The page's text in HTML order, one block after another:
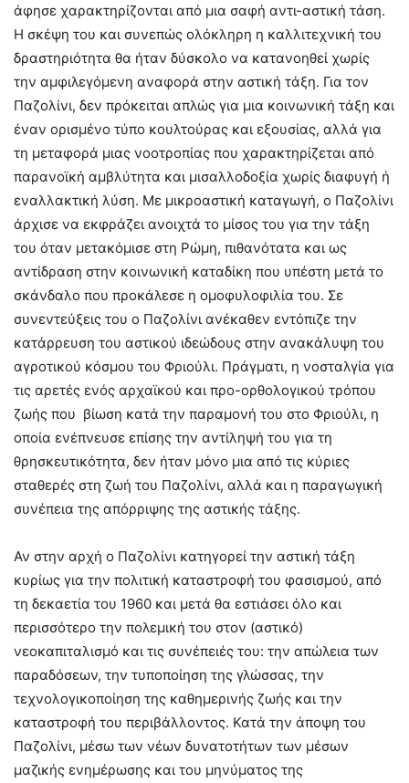
άφησε χαρακτηρίζονται από μια σαφή αντι-αστική τάση.
Η σκέψη του και συνεπώς ολόκληρη η καλλιτεχνική του
δραστηριότητα θα ήταν δύσκολο να κατανοηθεί χωρίς
την αμφιλεγόμενη αναφορά στην αστική τάξη. Για τον
Παζολίνι, δεν πρόκειται απλώς για μια κοινωνική τάξη και
έναν ορισμένο τύπο κουλτούρας και εξουσίας, αλλά για
τη μεταφορά μιας νοοτροπίας που χαρακτηρίζεται από
παρανοϊκή αμβλύτητα και μισαλλοδοξία χωρίς διαφυγή ή
εναλλακτική λύση. Με μικροαστική καταγωγή, ο Παζολίνι
άρχισε να εκφράζει ανοιχτά το μίσος του για την τάξη
του όταν μετακόμισε στη Ρώμη, πιθανότατα και ως
αντίδραση στην κοινωνική καταδίκη που υπέστη μετά το
σκάνδαλο που προκάλεσε η ομοφυλοφιλία του. Σε
συνεντεύξεις του ο Παζολίνι ανέκαθεν εντόπιζε την
κατάρρευση του αστικού ιδεώδους στην ανακάλυψη του
αγροτικού κόσμου του Φριούλι. Πράγματι, η νοσταλγία για
τις αρετές ενός αρχαϊκού και προ-ορθολογικού τρόπου
ζωής που βίωση κατά την παραμονή του στο Φριούλι, η
οποία ενέπνευσε επίσης την αντίληψή του για τη
θρησκευτικότητα, δεν ήταν μόνο μια από τις κύριες
σταθερές στη ζωή του Παζολίνι, αλλά και η παραγωγική
συνέπεια της απόρριψης της αστικής τάξης.
Αν στην αρχή ο Παζολίνι κατηγορεί την αστική τάξη
κυρίως για την πολιτική καταστροφή του φασισμού, από
τη δεκαετία του 1960 και μετά θα εστιάσει όλο και
περισσότερο την πολεμική του στον (αστικό)
νεοκαπιταλισμό και τις συνέπειές του: την απώλεια των
παραδόσεων, την τυποποίηση της γλώσσας, την
τεχνολογικοποίηση της καθημερινής ζωής και την
καταστροφή του περιβάλλοντος. Κατά την άποψη του
Παζολίνι, μέσω των νέων δυνατοτήτων των μέσων
μαζικής ενημέρωσης και του μηνύματος της